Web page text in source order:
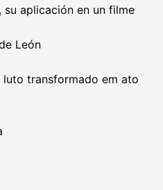
aplicación en un filme
León
transformado em ato